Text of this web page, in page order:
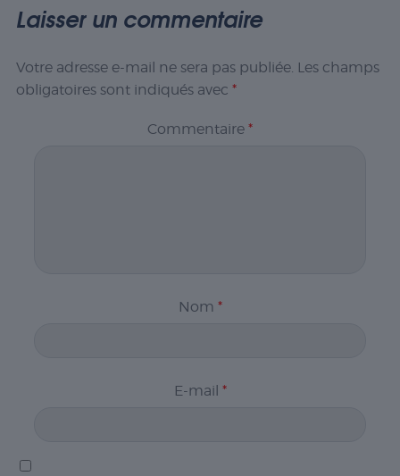
Laisser un commentaire
Votre adresse e-mail ne sera pas publiée. Les champs
obligatoires sont indiqués avec *
Commentaire *
Nom *
E-mail *